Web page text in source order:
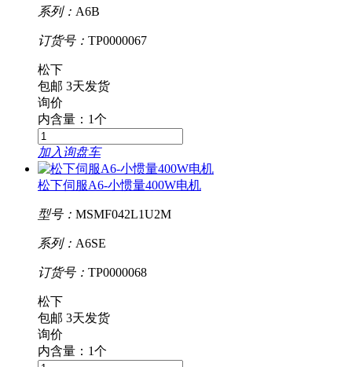
系列： A6B
订货号： TP0000067
松下
包邮 3天发货
询价
内含量：1个
加入询盘车
松下伺服A6-小惯量400W电机
型号： MSMF042L1U2M
系列： A6SE
订货号： TP0000068
松下
包邮 3天发货
询价
内含量：1个